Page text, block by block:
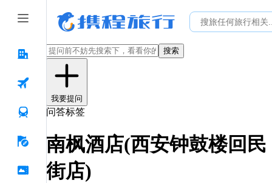
搜索
我要提问
问答标签
南枫酒店(西安钟鼓楼回民
街店)